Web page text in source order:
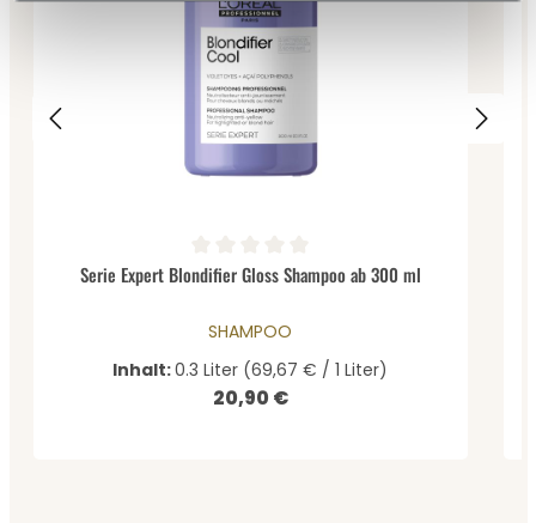
Durchschnittliche Bewertung von 0 von 5 Sternen
Serie Expert Blondifier Gloss Shampoo ab 300 ml
SHAMPOO
Inhalt:0.3 Liter (69,67 € / 1 Liter)
Regulärer Preis:
20,90 €